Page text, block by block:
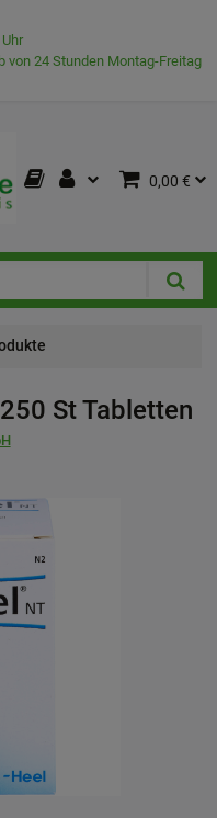
von 24 Stunden Montag-Freitag
0,00 €
250 StTabletten